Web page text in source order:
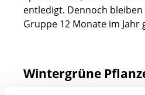
entledigt. Dennoch bleiben
Gruppe 12 Monate im Jahr
Wintergrüne